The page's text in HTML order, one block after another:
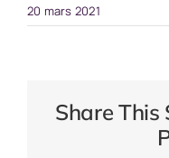
20 mars 2021
Share This